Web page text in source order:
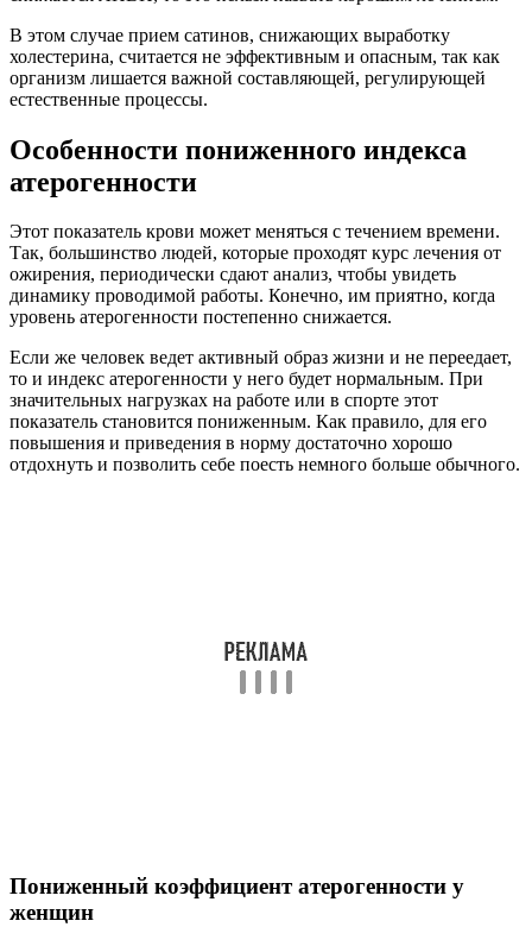
В этом случае прием сатинов, снижающих выработку
холестерина, считается не эффективным и опасным, так как
организм лишается важной составляющей, регулирующей
естественные процессы.
Особенности пониженного индекса
атерогенности
Этот показатель крови может меняться с течением времени.
Так, большинство людей, которые проходят курс лечения от
ожирения, периодически сдают анализ, чтобы увидеть
динамику проводимой работы. Конечно, им приятно, когда
уровень атерогенности постепенно снижается.
Если же человек ведет активный образ жизни и не переедает,
то и индекс атерогенности у него будет нормальным. При
значительных нагрузках на работе или в спорте этот
показатель становится пониженным. Как правило, для его
повышения и приведения в норму достаточно хорошо
отдохнуть и позволить себе поесть немного больше обычного.
Пониженный коэффициент атерогенности у
женщин